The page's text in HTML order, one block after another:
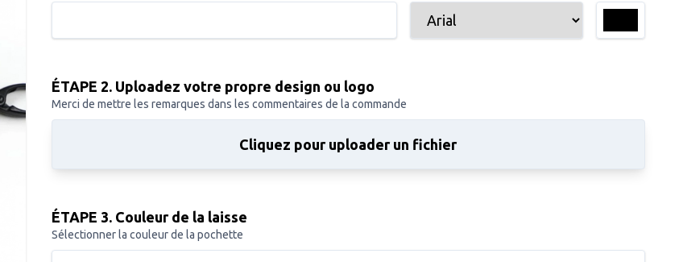
ÉTAPE 2. Uploadez votre propre design ou logo
Merci de mettre les remarques dans les commentaires de la commande
Cliquez pour uploader un fichier
ÉTAPE 3. Couleur de la laisse
Sélectionner la couleur de la pochette